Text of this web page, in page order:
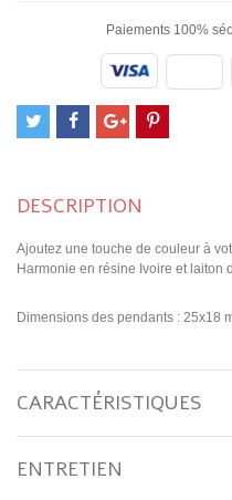
Paiements 100%
DESCRIPTION
Ajoutez une touche de couleur à
Harmonie en résine Ivoire et laiton
Dimensions des pendants : 25x18
CARACTÉRISTIQUES
ENTRETIEN